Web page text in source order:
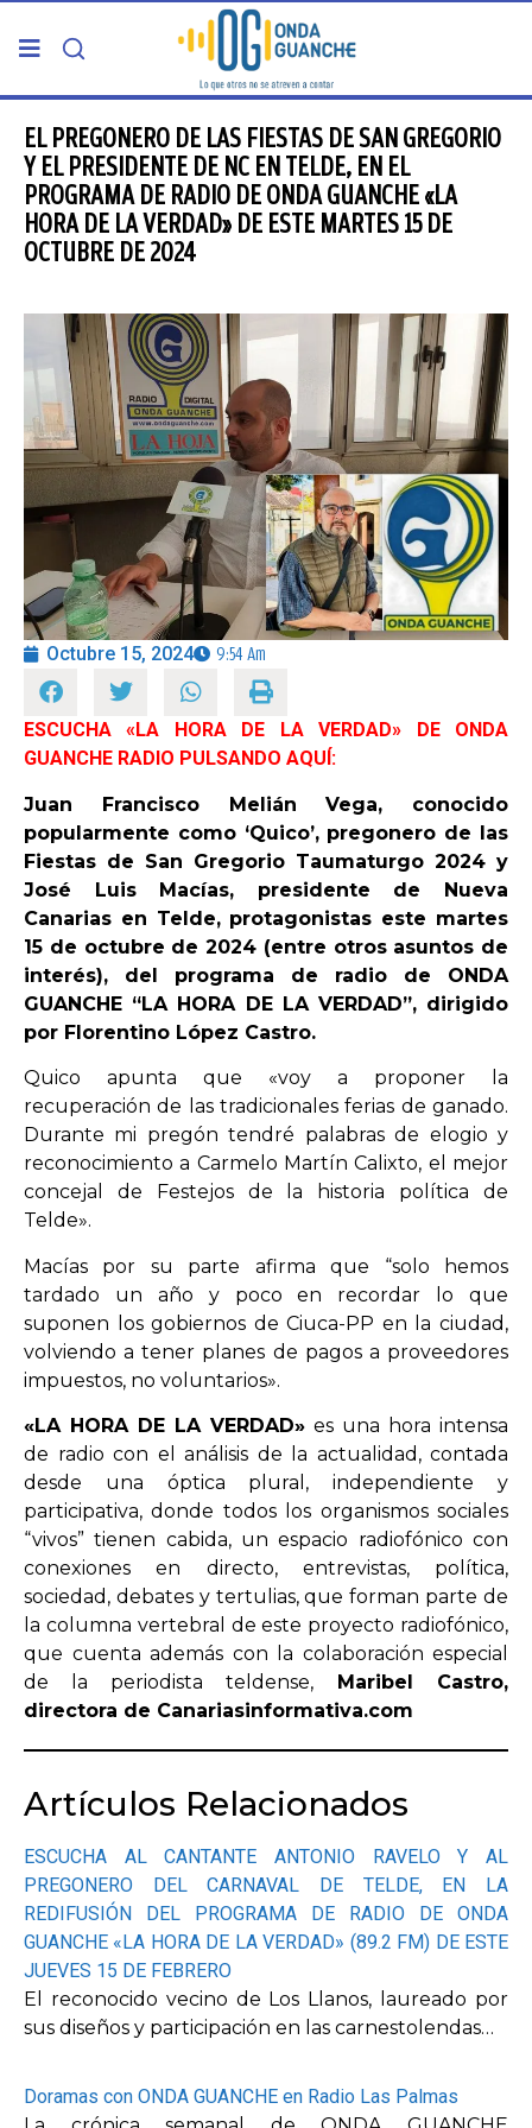
PORTADA
TELDE
GRAN CANARIA
CANARIAS
5ª COLUMNA
CARTAS DEL DIRECTOR
ENTREVISTAS
OPINIÓN
PROGRAMAS
EL PREGONERO DE LAS FIESTAS DE SAN GREGORIO
Y EL PRESIDENTE DE NC EN TELDE, EN EL
PROGRAMA DE RADIO DE ONDA GUANCHE «LA
HORA DE LA VERDAD» DE ESTE MARTES 15 DE
OCTUBRE DE 2024
Octubre 15, 2024 9:54 Am
ESCUCHA «LA HORA DE LA VERDAD» DE ONDA
GUANCHE RADIO PULSANDO AQUÍ:
Juan Francisco Melián Vega, conocido
popularmente como ‘Quico’, pregonero de las
Fiestas de San Gregorio Taumaturgo 2024 y
José Luis Macías, presidente de Nueva
Canarias en Telde, protagonistas este martes
15 de octubre de 2024 (entre otros asuntos de
interés), del programa de radio de ONDA
GUANCHE “LA HORA DE LA VERDAD”, dirigido
por Florentino López Castro.
Quico apunta que «voy a proponer la
recuperación de las tradicionales ferias de ganado.
Durante mi pregón tendré palabras de elogio y
reconocimiento a Carmelo Martín Calixto, el mejor
concejal de Festejos de la historia política de
Telde».
Macías por su parte afirma que “solo hemos
tardado un año y poco en recordar lo que
suponen los gobiernos de Ciuca-PP en la ciudad,
volviendo a tener planes de pagos a proveedores
impuestos, no voluntarios».
«LA HORA DE LA VERDAD» es una hora intensa
de radio con el análisis de la actualidad, contada
desde una óptica plural, independiente y
participativa, donde todos los organismos sociales
“vivos” tienen cabida, un espacio radiofónico con
conexiones en directo, entrevistas, política,
sociedad, debates y tertulias, que forman parte de
la columna vertebral de este proyecto radiofónico,
que cuenta además con la colaboración especial
de la periodista teldense, Maribel Castro,
directora de Canariasinformativa.com
Artículos Relacionados
ESCUCHA AL CANTANTE ANTONIO RAVELO Y AL
PREGONERO DEL CARNAVAL DE TELDE, EN LA
REDIFUSIÓN DEL PROGRAMA DE RADIO DE ONDA
GUANCHE «LA HORA DE LA VERDAD» (89.2 FM) DE ESTE
JUEVES 15 DE FEBRERO
El reconocido vecino de Los Llanos, laureado por
sus diseños y participación en las carnestolendas…
Doramas con ONDA GUANCHE en Radio Las Palmas